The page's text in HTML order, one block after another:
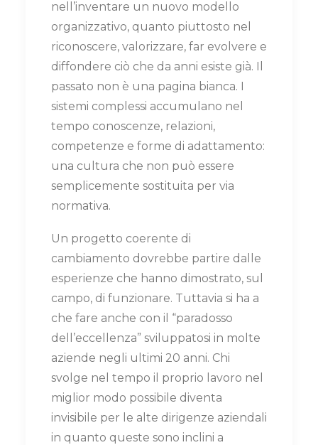
nell’inventare un nuovo modello
organizzativo, quanto piuttosto nel
riconoscere, valorizzare, far evolvere e
diffondere ciò che da anni esiste già. Il
passato non è una pagina bianca. I
sistemi complessi accumulano nel
tempo conoscenze, relazioni,
competenze e forme di adattamento:
una cultura che non può essere
semplicemente sostituita per via
normativa.
Un progetto coerente di
cambiamento dovrebbe partire dalle
esperienze che hanno dimostrato, sul
campo, di funzionare. Tuttavia si ha a
che fare anche con il “paradosso
dell’eccellenza” sviluppatosi in molte
aziende negli ultimi 20 anni. Chi
svolge nel tempo il proprio lavoro nel
miglior modo possibile diventa
invisibile per le alte dirigenze aziendali
in quanto queste sono inclini a